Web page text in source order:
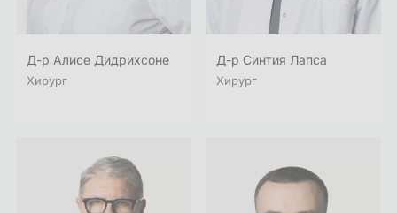
Д-р Алисе Дидрихсоне
Хирург
Д-р Синтия Лапса
Хирург